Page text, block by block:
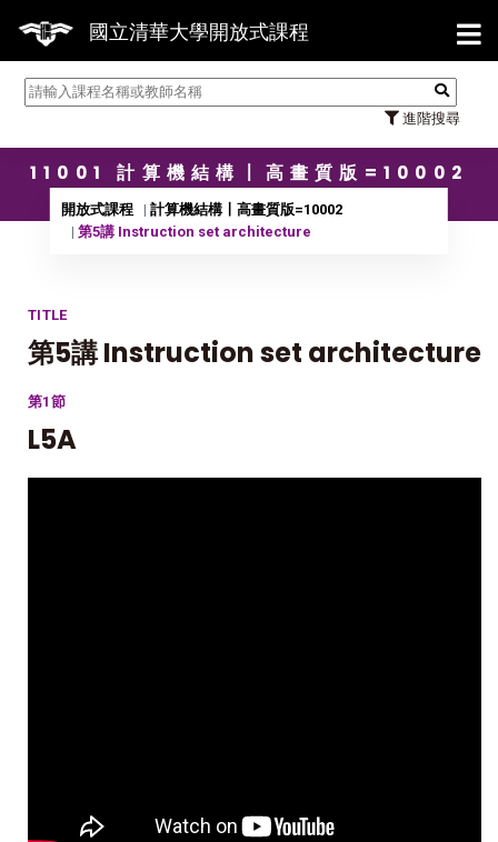
國立清華大學開放式課程
進階搜尋
【
11001 計算機結構〡高畫質版=10002
開放式課程
計算機結構〡高畫質版=10002
第5講 Instruction set architecture
TITLE
第5講 Instruction set architecture
第1節
L5A